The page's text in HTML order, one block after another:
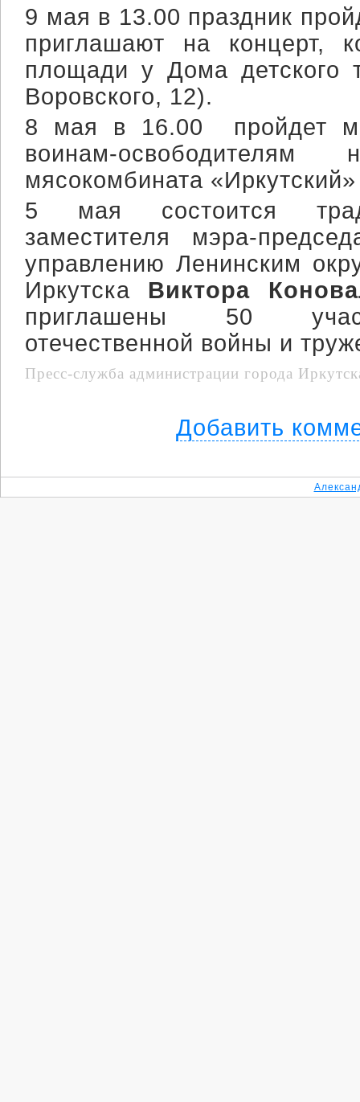
9 мая в 13.00 праздник
приглашают на концерт,
площади у Дома детского
Воровского, 12).
8 мая в 16.00 пройдет
воинам-
мясокомбината
5 мая состоится
заместителя мэра-
управлению Ленинским
Иркутска Виктора
приглашены 50
отечественной войны и
Пресс-служба администрации города
Добавить